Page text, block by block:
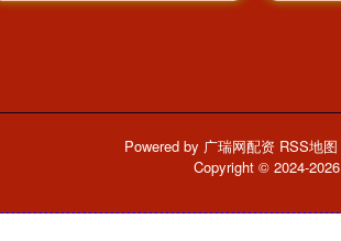
Powered by 广瑞网配资 RSS地图
Copyright © 2024-2026